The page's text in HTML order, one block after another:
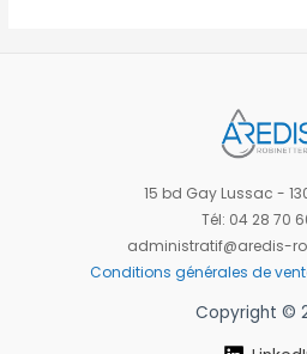
15 bd Gay Lussac -
Tél: 04 28 70
administratif@aredis-
Conditions générales de
Copyright ©